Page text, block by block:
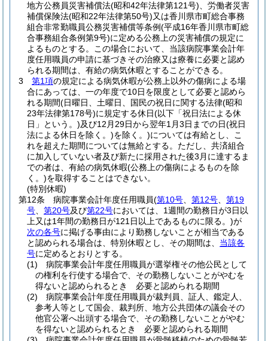
地方公務員災害補償法(昭和42年法律第121号) 、労働者災害
補償保険法(昭和22年法律第50号)又は香川県市町総合事務
組合非常勤職員公務災害補償等条例(平成16年香川県市町総
合事務組合条例第9号)に定める公務上の災害補償の規定に
よるものとする。
この場合において、当該病院事業会計年
度任用職員の申請に基づきその治療又は療養に必要と認め
られる期間は、有給の病気休暇とすることができる。
3
第1項の規定による病気休暇が公務上以外の傷病による場
合にあっては、一の年度で10日を限度として必要と認めら
れる期間(日曜日、土曜日、国民の祝日に関する法律(昭和
23年法律第178号)に規定する休日(以下「祝日法による休
日」という。)及び12月29日から翌年1月3日までの日(祝日
法による休日を除く。)を除く。)については有給とし、こ
れを超えた期間については無給とする。 ただし、共済組合
に加入していない者及び新たに採用された後3月に達するま
での者は、有給の病気休暇(公務上の傷病によるものを除
く。)を取得することはできない。
(特別休暇)
第12条
病院事業会計年度任用職員(第10号 第12号
第19
号
第20号及び第22号においては、1週間の勤務日が3日以
上又は1年間の勤務日が121日以上であるものに限る。)が
次の各号に掲げる事由により勤務しないことが相当である
と認められる場合は、特別休暇とし、その期間は、 当該各
号に定めるとおりとする。
(1)
病院事業会計年度任用職員が選挙権その他公民として
の権利を行使する場合で、その勤務しないことがやむを
得ないと認められるとき 必要と認められる期間
(2)
病院事業会計年度任用職員が裁判員、証人、鑑定人、
参考人等として国会、裁判所、地方公共団体の議会その
他官公署へ出頭する場合で、その勤務しないことがやむ
を得ないと認められるとき 必要と認められる期間